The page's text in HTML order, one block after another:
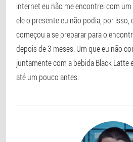
internet eu não me encontrei com
ele o presente eu não podia, por
começou a se preparar para o
depois de 3 meses. Um que eu não
juntamente com a bebida Black Latte
até um pouco antes.